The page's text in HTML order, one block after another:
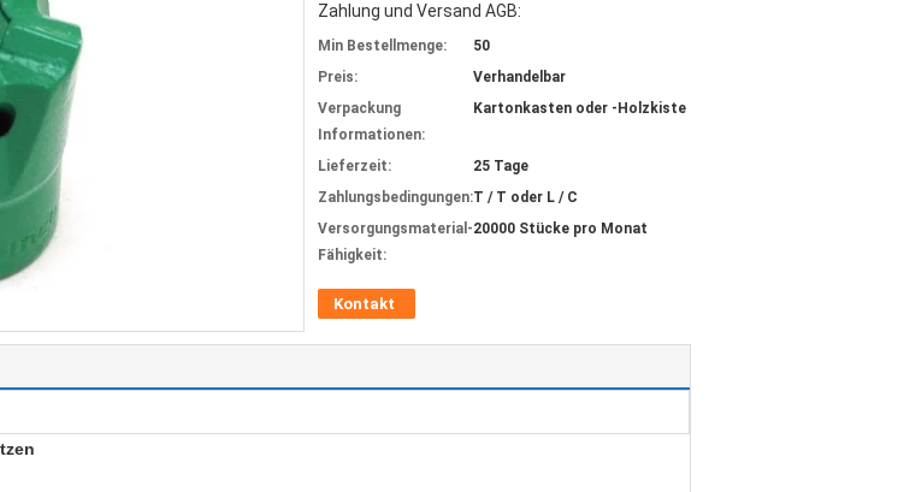
Zahlung und Versand AGB:
Min Bestellmenge:
50
Preis:
Verhandelbar
Verpackung
Informationen:
Kartonkasten oder -Holzkiste
Lieferzeit:
25 Tage
Zahlungsbedingungen:T / T oder L / C
Versorgungsmaterial-
Fähigkeit:
20000 Stücke pro Monat
Kontakt